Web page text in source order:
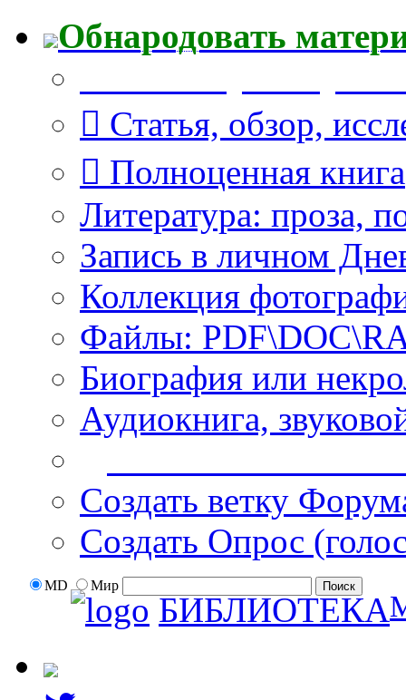
Обнародовать
Статья, обзор,
Полноценная книга
Литература: проза,
Запись в личном
Коллекция
Файлы:
Биография или
Аудиокнига,
Создать ветку
Создать Опрос
MD Мир
БИБЛИОТЕКА